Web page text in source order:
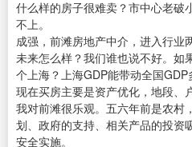
什么样的房子很难卖？市中心老破
不上。
成强，前滩房地产中介，进入行业
未来怎么样？我们谁也说不好。如
个上海？上海GDP能带动全国GDP
现在买房主要是资产优化，地段、
我对前滩很乐观。五六年前是农村
划、政府的支持、相关产品的投资
安全实施。